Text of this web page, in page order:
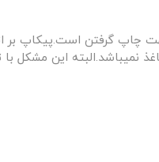
گرفتن است.پیکاپ بر
این مشکل با